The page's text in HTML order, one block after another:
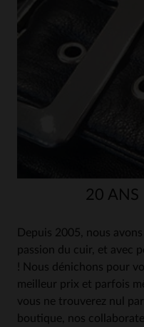
20 ANS
Depuis 2005, nous
passion du cuir, et avec
! Nous dénichons pour
meilleur prix et parfois
vous ne trouverez nul
boutique, nos